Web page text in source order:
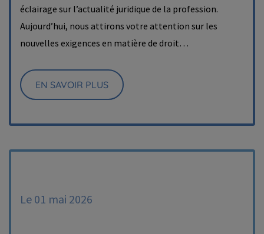
éclairage sur l’actualité juridique de la profession.
Aujourd’hui, nous attirons votre attention sur les
nouvelles exigences en matière de droit…
EN SAVOIR PLUS
Le 01 mai 2026